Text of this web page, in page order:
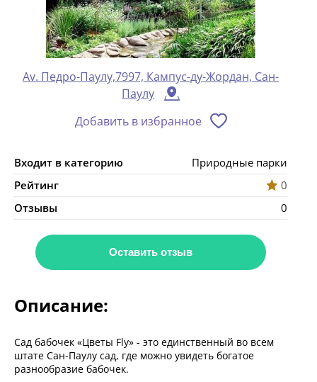
Av. Педро-Паулу,7997, Кампус-ду-Жордан, Сан-
Паулу
Добавить в избранное
Входит в категорию
Природные парки
Рейтинг
0
Отзывы
0
Оставить отзыв
Описание:
Сад бабочек «Цветы Fly» - это единственный во всем
штате Сан-Паулу сад, где можно увидеть богатое
разнообразие бабочек.